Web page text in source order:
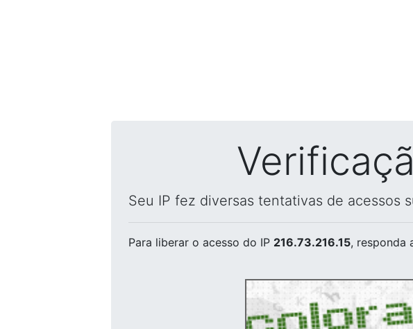
Seu IP fez diversas tentativas de acessos
Para liberar o acesso do IP 216.73.216.15, responda